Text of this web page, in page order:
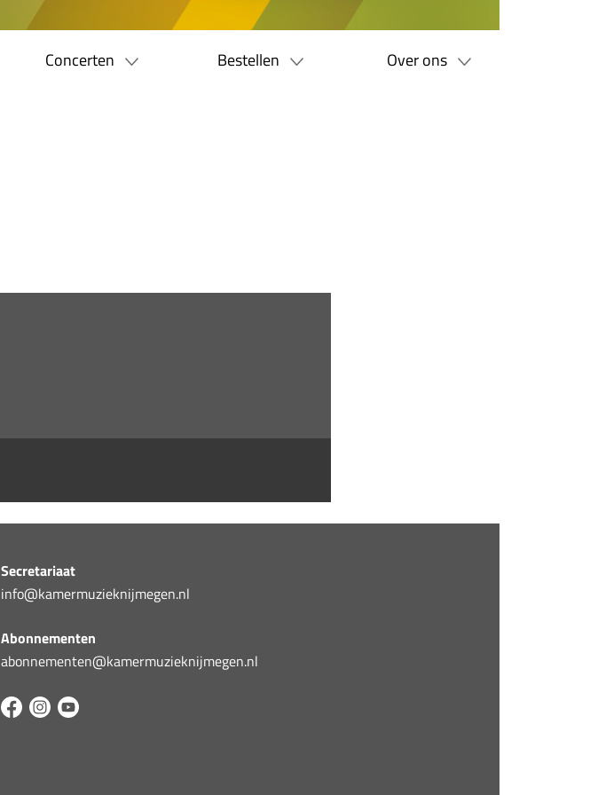
Concerten Bestellen Over ons
Secretariaat
info@kamermuzieknijmegen.nl
Abonnementen
abonnementen@kamermuzieknijmegen.nl